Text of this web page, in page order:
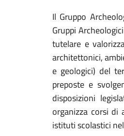
Il Gruppo
Gruppi
tutelare e
architettonici,
e geologici) del
preposte e
disposizioni
organizza corsi di
istituti scolastici